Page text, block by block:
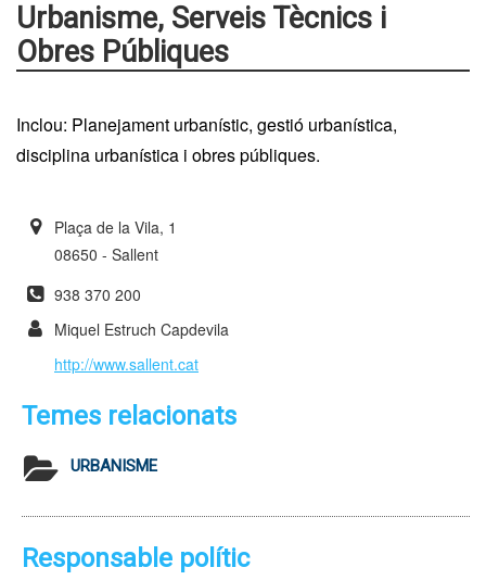
Urbanisme, Serveis Tècnics i
Obres Públiques
Inclou: Planejament urbanístic, gestió urbanística,
disciplina urbanística i obres públiques.
Plaça de la Vila, 1
08650 - Sallent
938 370 200
Miquel Estruch Capdevila
http://www.sallent.cat
Temes relacionats
URBANISME
Responsable polític